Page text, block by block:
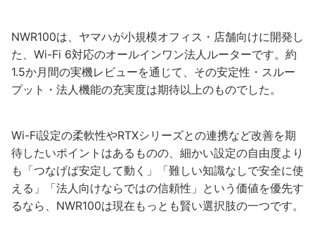
NWR100は、ヤマハが小規模オフィス・店舗向けに開発し
た、Wi-Fi 6対応のオールインワン法人ルーターです。約
1.5か月間の実機レビューを通じて、その安定性・スルー
プット・法人機能の充実度は期待以上のものでした。
Wi-Fi設定の柔軟性やRTXシリーズとの連携など改善を期
待したいポイントはあるものの、細かい設定の自由度より
も「つなげば安定して動く」「難しい知識なしで安全に使
える」「法人向けならではの信頼性」という価値を優先す
るなら、NWR100は現在もっとも賢い選択肢の一つです。